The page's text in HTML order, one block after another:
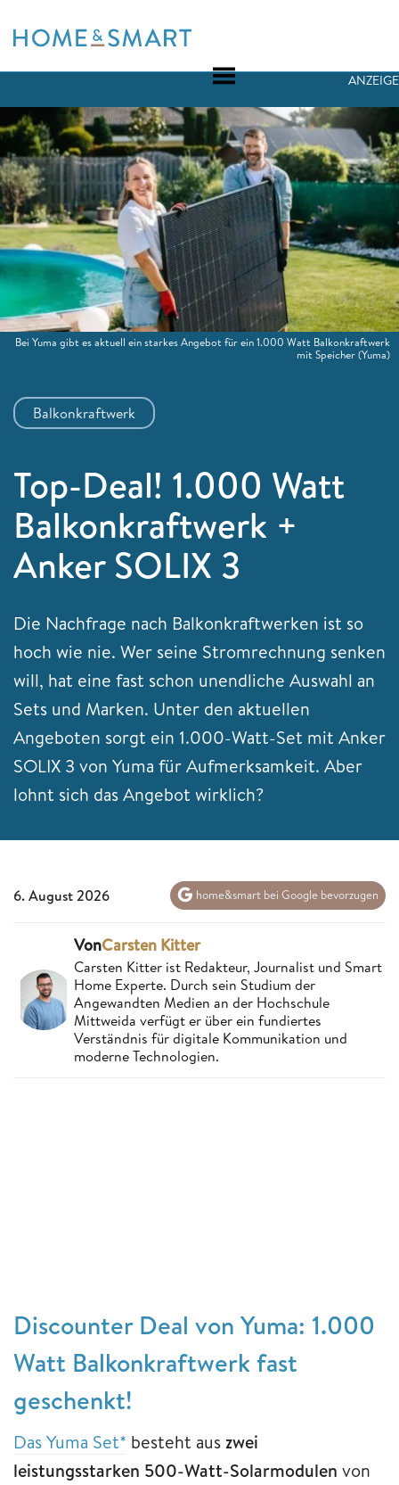
to
Balkonkraftwerk
ANZEIGE
Top-Deal! 1.000 Watt
Balkonkraftwerk +
Anker SOLIX 3
Die Nachfrage nach Balkonkraftwerken ist so
hoch wie nie. Wer seine Stromrechnung senken
will, hat eine fast schon unendliche Auswahl an
Sets und Marken. Unter den aktuellen
Angeboten sorgt ein 1.000-Watt-Set mit Anker
SOLIX 3 von Yuma für Aufmerksamkeit. Aber
lohnt sich das Angebot wirklich?
Bei Yuma gibt es aktuell ein starkes Angebot für ein 1.000 Watt Balkonkraftwerk
mit Speicher(Yuma)
6. August 2026 home&smart bei Google bevorzugen
VonCarsten Kitter
Carsten Kitter ist Redakteur, Journalist und Smart
Home Experte. Durch sein Studium der
Angewandten Medien an der Hochschule
Mittweida verfügt er über ein fundiertes
Verständnis für digitale Kommunikation und
moderne Technologien.
Discounter Deal von Yuma: 1.000
Watt Balkonkraftwerk fast
geschenkt!
Das Yuma Set* besteht auszwei
leistungsstarken 500-Watt-Solarmodulen von